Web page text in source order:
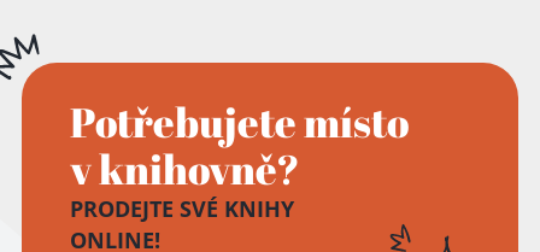
Potřebujete místo
v knihovně?
PRODEJTE SVÉ KNIHY
ONLINE!